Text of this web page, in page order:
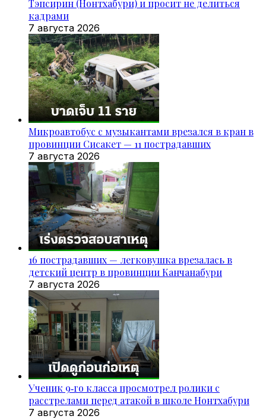
Тэпсирин (Нонтхабури) и просит не делиться
кадрами
7 августа 2026
Микроавтобус с музыкантами врезался в кран в
провинции Сисакет — 11 пострадавших
7 августа 2026
16 пострадавших — легковушка врезалась в
детский центр в провинции Канчанабури
7 августа 2026
Ученик 9‑го класса просмотрел ролики с
расстрелами перед атакой в школе Нонтхабури
7 августа 2026